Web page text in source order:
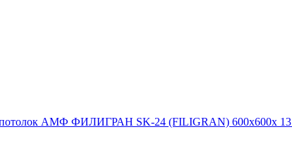
АМФ ФИЛИГРАН SK-24 (FILIGRAN) 600x600x 13